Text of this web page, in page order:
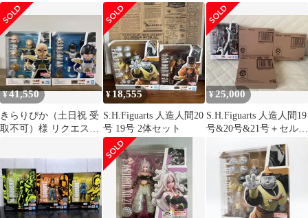
ーツドラゴンボールZ
バンダイ
¥41,550
きらりぴか（土日祝 受
取不可）様 リクエスト
¥ 18,555
S.H.Figuarts 人造人間20
号 19号 2体セット
¥25,000
S.H.Figuarts 人造人間19
号&20号&21号＋セル第